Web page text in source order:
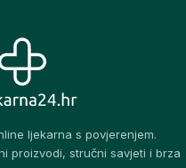
ljekarna s povjerenjem.
proizvodi, stručni savjeti i brza